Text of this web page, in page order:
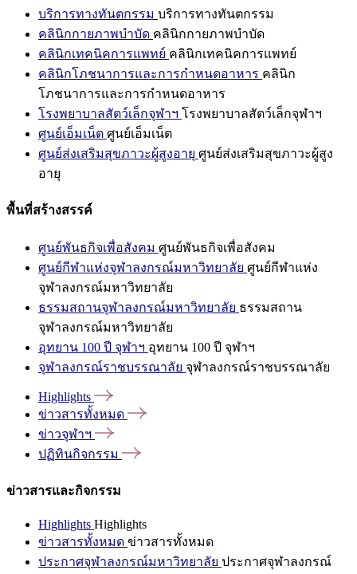
บริการทางทันตกรรม บริการทางทันตกรรม
คลินิกกายภาพบำบัด คลินิกกายภาพบำบัด
คลินิกเทคนิคการแพทย์ คลินิกเทคนิคการแพทย์
คลินิกโภชนาการและการกำหนดอาหาร คลินิก
โภชนาการและการกำหนดอาหาร
โรงพยาบาลสัตว์เล็กจุฬาฯ โรงพยาบาลสัตว์เล็กจุฬาฯ
ศูนย์เอ็มเน็ต ศูนย์เอ็มเน็ต
ศูนย์ส่งเสริมสุขภาวะผู้สูงอายุ ศูนย์ส่งเสริมสุขภาวะผู้สูง
อายุ
พื้นที่สร้างสรรค์
ศูนย์พันธกิจเพื่อสังคม ศูนย์พันธกิจเพื่อสังคม
ศูนย์กีฬาแห่งจุฬาลงกรณ์มหาวิทยาลัย ศูนย์กีฬาแห่ง
จุฬาลงกรณ์มหาวิทยาลัย
ธรรมสถานจุฬาลงกรณ์มหาวิทยาลัย ธรรมสถาน
จุฬาลงกรณ์มหาวิทยาลัย
อุทยาน 100 ปี จุฬาฯ อุทยาน 100 ปี จุฬาฯ
จุฬาลงกรณ์ราชบรรณาลัย จุฬาลงกรณ์ราชบรรณาลัย
Highlights
ข่าวสารทั้งหมด
ข่าวจุฬาฯ
ปฏิทินกิจกรรม
ข่าวสารและกิจกรรม
Highlights Highlights
ข่าวสารทั้งหมด ข่าวสารทั้งหมด
ประกาศจุฬาลงกรณ์มหาวิทยาลัย ประกาศจุฬาลงกรณ์